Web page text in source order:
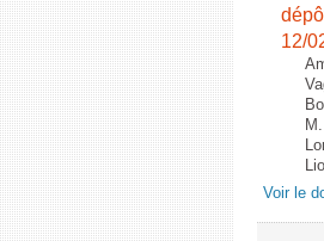
12/
Voir le